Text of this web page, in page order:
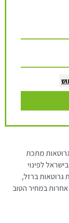
מתכת
לפינוי
גרוטאות ברזל,
אחרות במחיר הטוב